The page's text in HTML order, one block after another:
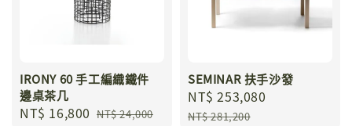
IRONY 60 手工編織鐵件
邊桌茶几
Sale
NT$ 16,800 Regular
NT$ 24,000
SEMINAR 扶手沙發
Sale
price
NT$ 253,080
NT$ 281,200